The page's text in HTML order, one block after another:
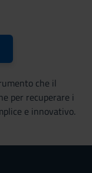
che il
per recuperare i
e innovativo.